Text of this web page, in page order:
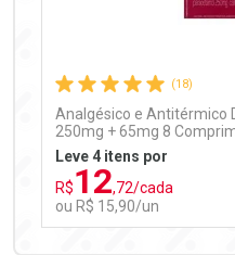
(18)
Analgésico e Antitérmico
250mg + 65mg 8
Leve 4 itens por
R$12,72/cada
ou R$ 15,90/un